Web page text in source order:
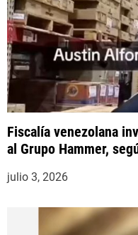
Fiscalía venezolana
al Grupo Hammer,
julio 3, 2026